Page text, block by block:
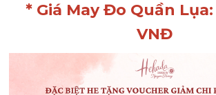
* Giá May Đo Quần
VNĐ